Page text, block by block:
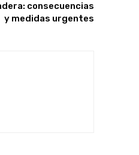
consecuencias
y medidas urgentes